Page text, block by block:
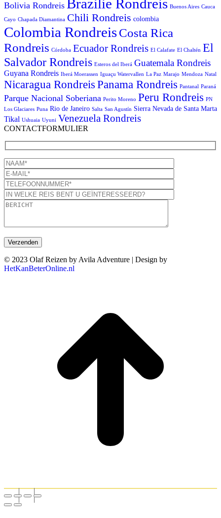
Bolivia Rondreis Brazilie Rondreis Buenos Aires Cauca
Cayo Chapada Diamantina Chili Rondreis colombia
Colombia RondreisCosta Rica
Rondreis Córdoba Ecuador Rondreis El Calafate El Chaltén El
Salvador Rondreis Esteros del Iberá Guatemala Rondreis
Guyana Rondreis Iberá Moerassen Iguaçu Watervallen La Paz Marajo Mendoza Natal
Nicaragua Rondreis Panama Rondreis Pantanal Paraná
Parque Nacional Soberiana Perito Moreno Peru Rondreis PN
Los Glaciares Puna Rio de Janeiro Salta San Agustín Sierra Nevada de Santa Marta
Tikal Ushuaia Uyuni Venezuela Rondreis
CONTACTFORMULIER
© 2023 Olaf Reizen by Avila Adventure | Design by
HetKanBeterOnline.nl